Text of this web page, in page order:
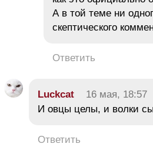
А в той теме ни
скептического
Ответить
Luckcat 16 мая, 18:57
И овцы целы, и волки
Ответить